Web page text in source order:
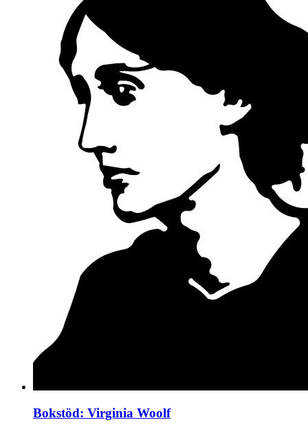
Bokstöd: Virginia Woolf